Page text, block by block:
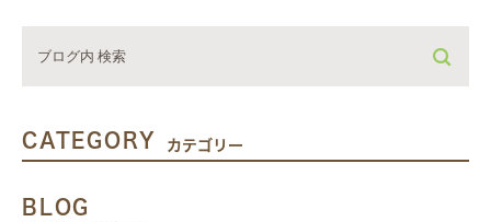
CATEGORY カテゴリー
BLOG